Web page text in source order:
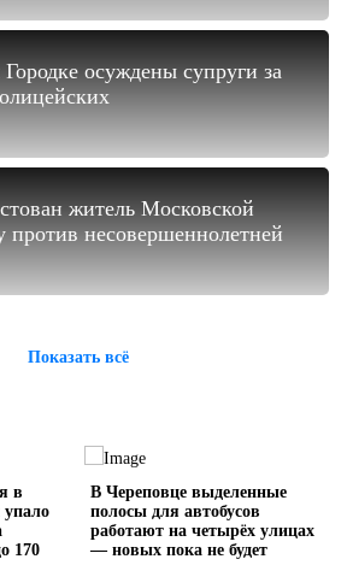
осуждены супруги за
житель Московской
против несовершеннолетней
Показать всё
в
упало
170
В Череповце выделенные
полосы для автобусов
работают на четырёх улицах
— новых пока не будет